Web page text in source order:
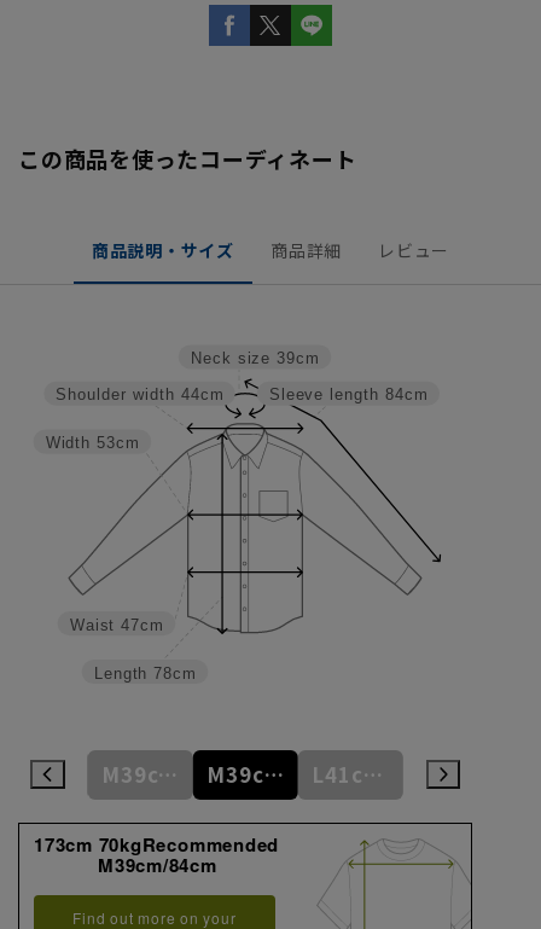
この商品を使ったコーディネート
商品説明・サイズ 商品詳細 レビュー
Sleeve length 84cm
Neck size 39cm
Length 78cm
Waist 47cm
Width 53cm
Shoulder width 44cm
M39cm/82cm M39cm/84cm L41cm/82cm
173cm 70kgRecommended
M39cm/84cm
Find out more on your